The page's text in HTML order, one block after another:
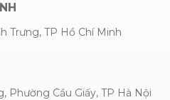
Trưng, TP Hồ Chí Minh
Phường Cầu Giấy, TP Hà Nội